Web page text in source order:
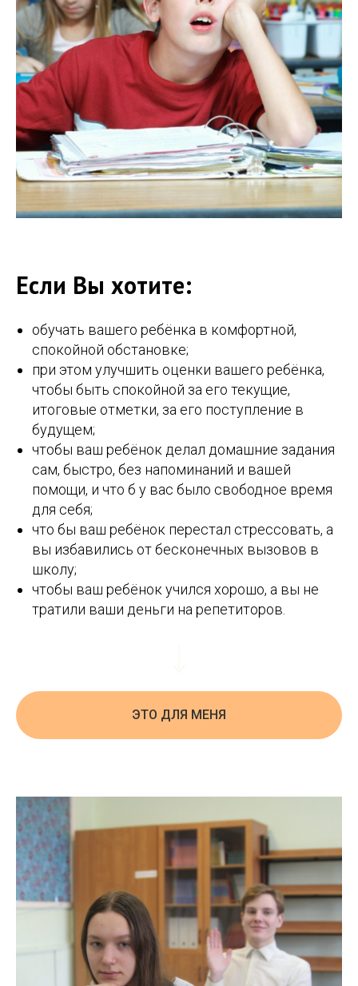
Если Вы хотите:
обучать вашего ребёнка в комфортной,
спокойной обстановке;
при этом улучшить оценки вашего ребёнка,
чтобы быть спокойной за его текущие,
итоговые отметки, за его поступление в
будущем;
чтобы ваш ребёнок делал домашние задания
сам, быстро, без напоминаний и вашей
помощи, и что б у вас было свободное время
для себя;
что бы ваш ребёнок перестал стрессовать, а
вы избавились от бесконечных вызовов в
школу;
чтобы ваш ребёнок учился хорошо, а вы не
тратили ваши деньги на репетиторов.
ЭТО ДЛЯ МЕНЯ